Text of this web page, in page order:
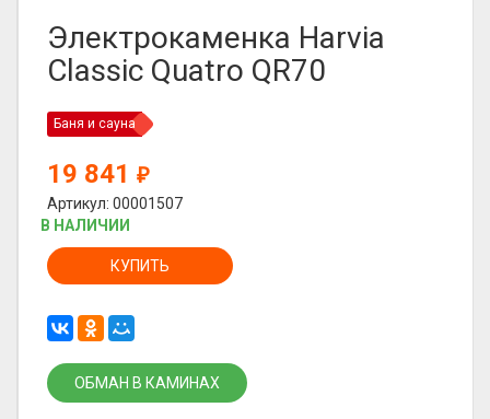
Электрокаменка Harvia
Classic Quatro QR70
Баня и сауна
19 841 ₽
Артикул: 00001507
В НАЛИЧИИ
КУПИТЬ
ОБМАН В КАМИНАХ